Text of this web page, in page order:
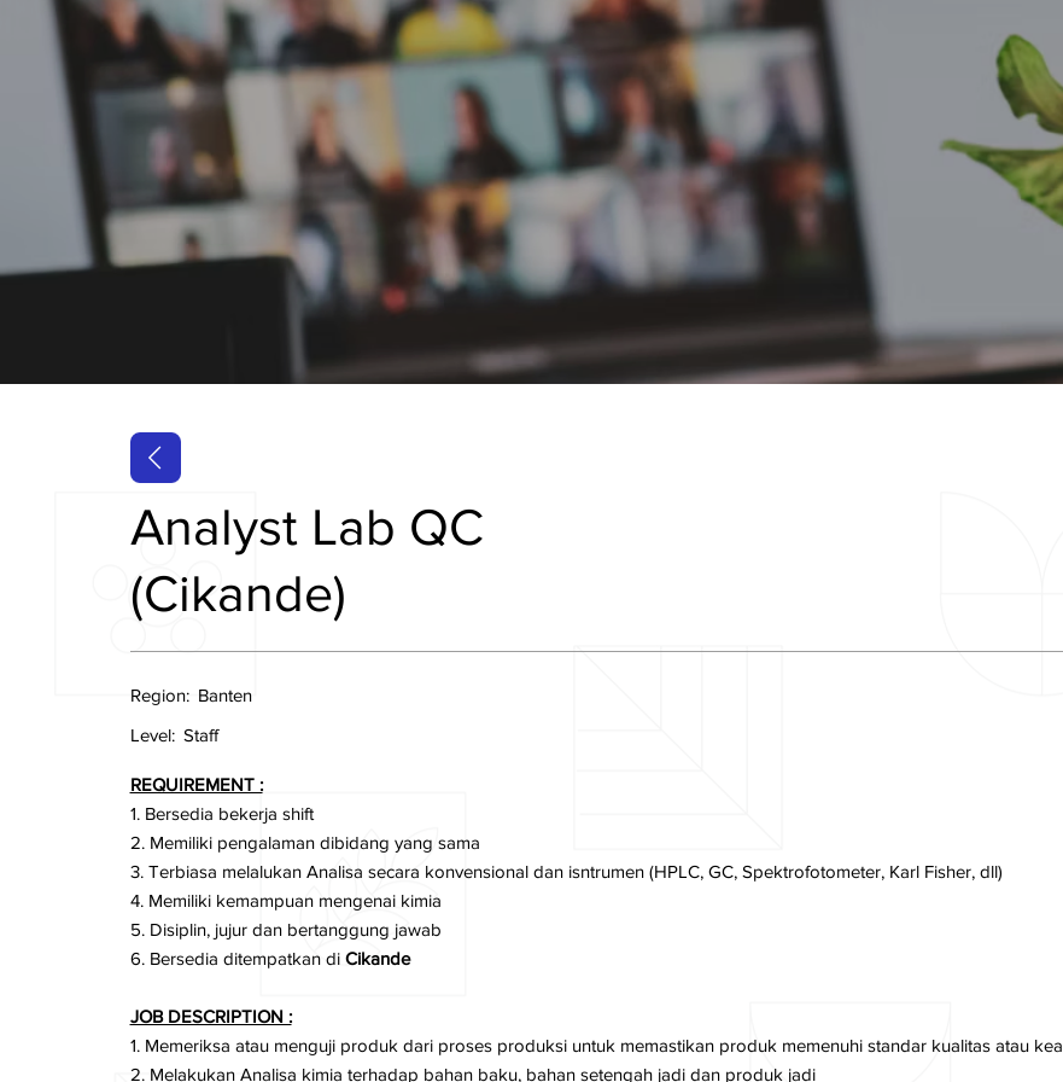
Analyst Lab QC
(Cikande)
Region: Banten
Level:Staff
REQUIREMENT :
1. Bersedia bekerja shift
2. Memiliki pengalaman dibidang yang sama
3. Terbiasa melalukan Analisa secara konvensional dan isntrumen (HPLC, GC, Spektrofotometer, Karl Fisher, dll)
4. Memiliki kemampuan mengenai kimia
5. Disiplin, jujur dan bertanggung jawab
6. Bersedia ditempatkan di Cikande
JOB DESCRIPTION :
1. Memeriksa atau menguji produk dari proses produksi untuk memastikan produk memenuhi standar kualitas atau
2. Melakukan Analisa kimia terhadap bahan baku, bahan setengah jadi dan produk jadi